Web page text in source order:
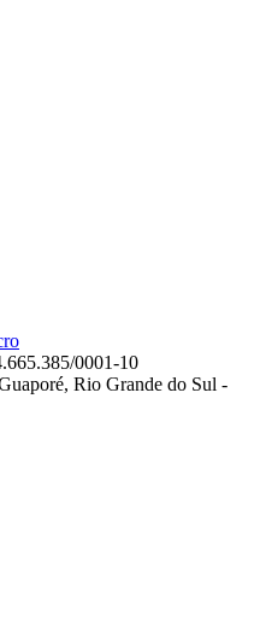
0001-10
Rio Grande do Sul -